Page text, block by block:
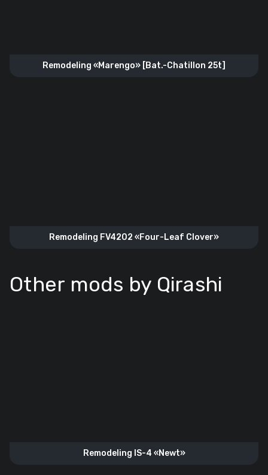
Remodeling «Marengo» [Bat.-Chatillon 25t]
Remodeling FV4202 «Four-Leaf Clover»
Other mods by Qirashi
Remodeling IS-4 «Newt»